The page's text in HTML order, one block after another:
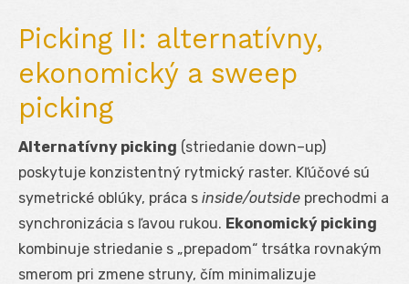
Picking II: alternatívny,
ekonomický a sweep
picking
Alternatívny picking (striedanie down–up)
poskytuje konzistentný rytmický raster. Kľúčové sú
symetrické oblúky, práca s inside/outside prechodmi a
synchronizácia s ľavou rukou. Ekonomický picking
kombinuje striedanie s „prepadom“ trsátka rovnakým
smerom pri zmene struny, čím minimalizuje